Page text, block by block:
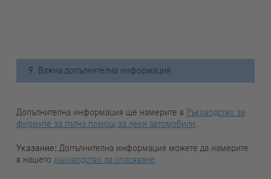
9. Важна допълнителна информация
Допълнителна информация ще намерите в Ръководство за
фирмите за пътна помощ за леки автомобили.
Указание: Допълнителна информация можете да намерите
в нашето ръководство за спасяване.